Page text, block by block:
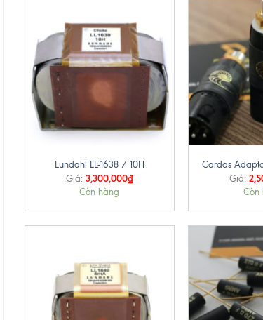
+
Lundahl LL-1638 / 10H
Giá: 3,300,000₫
Còn hàng
+
Cardas
Giá:
Còn